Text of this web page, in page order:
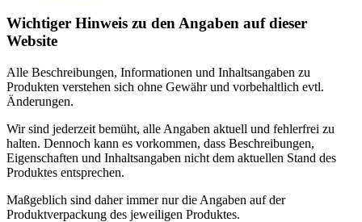
Wichtiger Hinweis zu den Angaben auf dieser
Website
Alle Beschreibungen, Informationen und Inhaltsangaben zu
Produkten verstehen sich ohne Gewähr und vorbehaltlich evtl.
Änderungen.
Wir sind jederzeit bemüht, alle Angaben aktuell und fehlerfrei zu
halten. Dennoch kann es vorkommen, dass Beschreibungen,
Eigenschaften und Inhaltsangaben nicht dem aktuellen Stand des
Produktes entsprechen.
Maßgeblich sind daher immer nur die Angaben auf der
Produktverpackung des jeweiligen Produktes.